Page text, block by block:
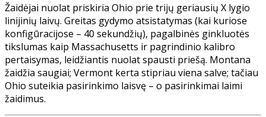
Žaidėjai nuolat priskiria Ohio prie trijų geriausių X lygio
linijinių laivų. Greitas gydymo atsistatymas (kai kuriose
konfigūracijose – 40 sekundžių), pagalbinės ginkluotės
tikslumas kaip Massachusetts ir pagrindinio kalibro
pertaisymas, leidžiantis nuolat spausti priešą. Montana
žaidžia saugiai; Vermont kerta stipriau viena salve; tačiau
Ohio suteikia pasirinkimo laisvę – o pasirinkimai laimi
žaidimus.